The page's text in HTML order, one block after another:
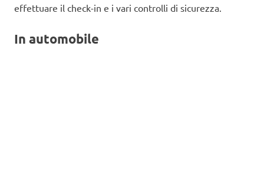
effettuare il check-in e i vari controlli di sicurezza.
In automobile